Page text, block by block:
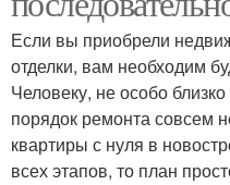
Если вы приобрели
отделки, вам необходим
Человеку, не особо
порядок ремонта совсем
квартиры с нуля в
всех этапов, то план